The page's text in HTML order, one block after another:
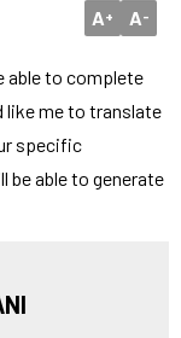
A+ A-
able to complete
like me to translate
specific
be able to generate